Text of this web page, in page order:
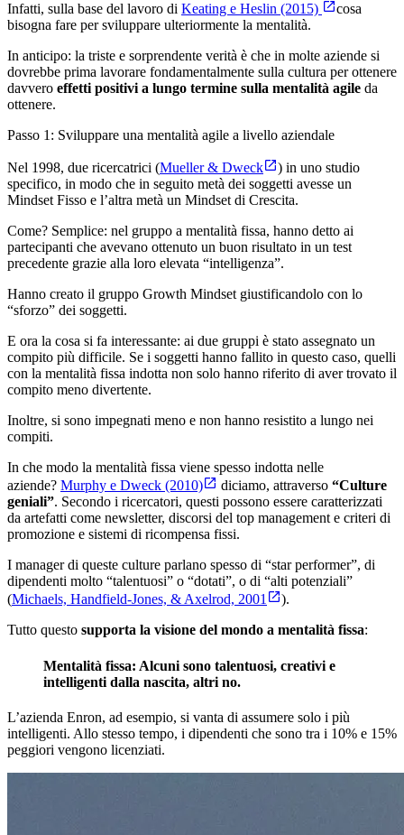
Infatti, sulla base del lavoro di Keating e Heslin (2015)
cosa
bisogna fare per sviluppare ulteriormente la mentalità.
In anticipo: la triste e sorprendente verità è che in molte aziende si
dovrebbe prima lavorare fondamentalmente sulla cultura per ottenere
davvero effetti positivi a lungo termine sulla mentalità agile da
ottenere.
Passo 1: Sviluppare una mentalità agile a livello aziendale
Nel 1998, due ricercatrici (Mueller & Dweck
) in uno studio
specifico, in modo che in seguito metà dei soggetti avesse un
Mindset Fisso e l’altra metà un Mindset di Crescita.
Come? Semplice: nel gruppo a mentalità fissa, hanno detto ai
partecipanti che avevano ottenuto un buon risultato in un test
precedente grazie alla loro elevata “intelligenza”.
Hanno creato il gruppo Growth Mindset giustificandolo con lo
“sforzo” dei soggetti.
E ora la cosa si fa interessante: ai due gruppi è stato assegnato un
compito più difficile. Se i soggetti hanno fallito in questo caso, quelli
con la mentalità fissa indotta non solo hanno riferito di aver trovato il
compito meno divertente.
Inoltre, si sono impegnati meno e non hanno resistito a lungo nei
compiti.
In che modo la mentalità fissa viene spesso indotta nelle
aziende? Murphy e Dweck (2010) diciamo, attraverso “Culture
geniali”. Secondo i ricercatori, questi possono essere caratterizzati
da artefatti come newsletter, discorsi del top management e criteri di
promozione e sistemi di ricompensa fissi.
I manager di queste culture parlano spesso di “star performer”, di
dipendenti molto “talentuosi” o “dotati”, o di “alti potenziali”
(Michaels, Handfield-Jones, & Axelrod, 2001
).
Tutto questo supporta la visione del mondo a mentalità fissa:
Mentalità fissa: Alcuni sono talentuosi, creativi e
intelligenti dalla nascita, altri no.
L’azienda Enron, ad esempio, si vanta di assumere solo i più
intelligenti. Allo stesso tempo, i dipendenti che sono tra i 10% e 15%
peggiori vengono licenziati.